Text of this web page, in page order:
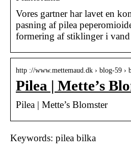
Vores gartner har lavet en
pasning af pilea
formering af stiklinger i
http ://www.mettemaud.dk › blog-59 ›
Pilea | Mette’s
Pilea | Mette’s Blomster
Keywords: pilea bilka